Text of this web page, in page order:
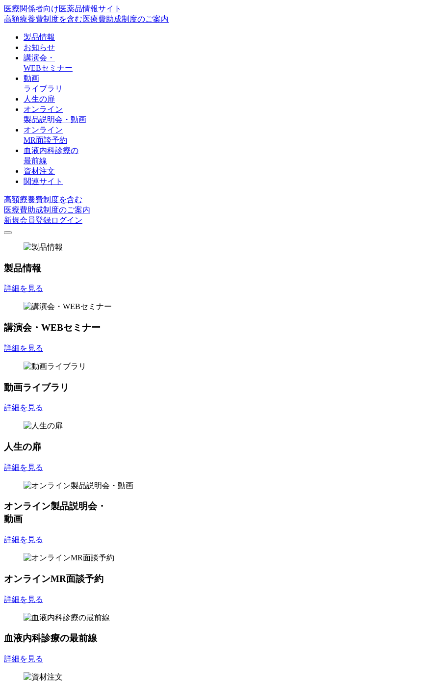
医療関係者向け医薬品情報サイト
高額療養費制度を含む医療費助成制度のご案内
製品情報
お知らせ
講演会・
WEBセミナー
動画
ライブラリ
人生の扉
オンライン
製品説明会・動画
オンライン
MR面談予約
血液内科診療の
最前線
資材注文
関連サイト
高額療養費制度を含む
医療費助成制度のご案内
新規会員登録ログイン
製品情報
詳細を見る
講演会・WEBセミナー
詳細を見る
動画ライブラリ
詳細を見る
人生の扉
詳細を見る
オンライン製品説明会・
動画
詳細を見る
オンラインMR面談予約
詳細を見る
血液内科診療の最前線
詳細を見る